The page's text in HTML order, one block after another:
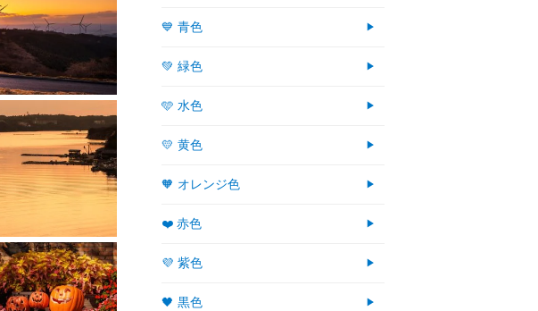
💙 青色
💚 緑色
🩵 水色
💛 黄色
🧡 オレンジ色
❤️ 赤色
💜 紫色
🖤 黒色